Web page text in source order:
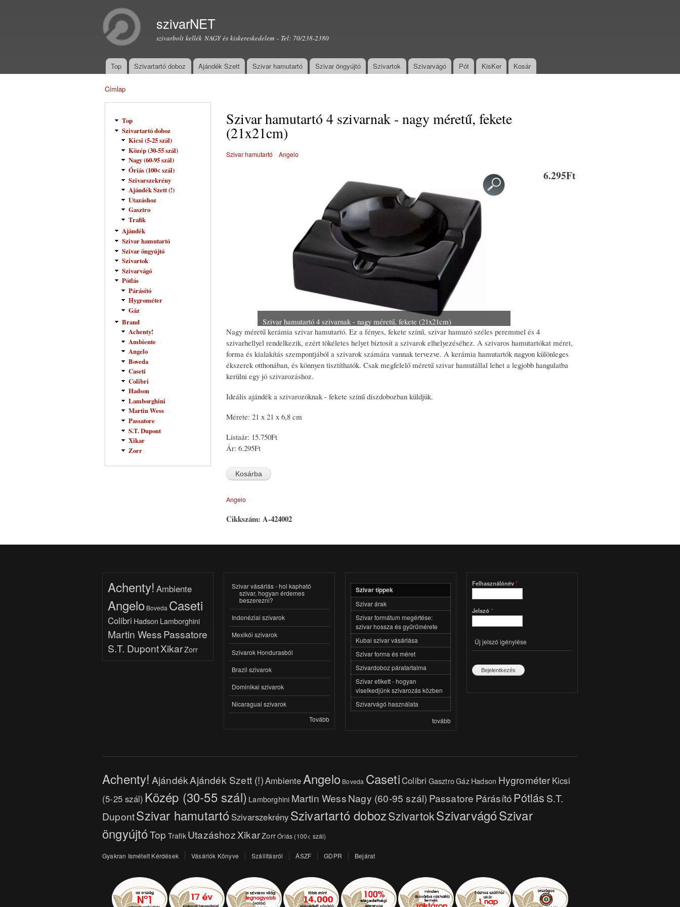
szivarNET
szivarbolt kellék NAGY és kiskereskedelem - Tel: 70/238-2380
Főmenü
Top Szivartartó doboz Ajándék Szett Szivar hamutartó Szivar öngyújtó Szivartok Szivarvágó Pót KisKer Kosár
Címlap
Top
Szivartartó doboz
Kicsi (5-25 szál)
Közép (30-55 szál)
Nagy (60-95 szál)
Óriás (100< szál)
Szivarszekrény
Ajándék Szett (!)
Utazáshoz
Gasztro
Trafik
Ajándék
Szivar hamutartó
Szivar öngyújtó
Szivartok
Szivarvágó
Pótlás
Párásító
Hygrométer
Gáz
Brand
Achenty!
Ambiente
Angelo
Boveda
Caseti
Colibri
Hadson
Lamborghini
Martin Wess
Passatore
S.T. Dupont
Xikar
Zorr
Szivar hamutartó 4 szivarnak - nagy méretű, fekete
(21x21cm)
Szivar hamutartó Angelo
6.295Ft
Szivar hamutartó 4 szivarnak - nagy méretű, fekete (21x21cm)
Nagy méretű kerámia szivar hamutartó. Ez a fényes, fekete színű, szivar hamuzó széles peremmel és 4
szivarhellyel rendelkezik, ezért tökéletes helyet biztosít a szivarok elhelyezéséhez. A szivaros hamutartókat méret,
forma és kialakítás szempontjából a szivarok számára vannak tervezve. A kerámia hamutartók nagyon különleges
ékszerek otthonában, és könnyen tisztíthatók. Csak megfelelő méretű szivar hamutállal lehet a legjobb hangulatba
kerülni egy jó szivarozáshoz.
Ideális ajándék a szivarozóknak - fekete színű díszdobozban küldjük.
Mérete: 21 x 21 x 6,8 cm
Listaár: 15.750Ft
Ár: 6.295Ft
Angelo
Cikkszám: A-424002
Achenty! Ambiente
Angelo Boveda Caseti
Colibri Hadson Lamborghini
Martin WessPassatore
S.T. DupontXikarZorr
Szivar vásárlás - hol kapható
szivar, hogyan érdemes
beszerezni?
Indonéziai szivarok
Mexikói szivarok
Szivarok Hondurasból
Brazil szivarok
Dominikai szivarok
Nicaraguai szivarok
Tovább
Szivar tippek
Szivar árak
Szivar formátum megértése:
szivar hossza és gyűrűmérete
Kubai szivar vásárlása
Szivar forma és méret
Szivardoboz páratartalma
Szivar etikett - hogyan
viselkedjünk szivarozás közben
Szivarvágó használata
tovább
Felhasználónév*
Jelszó*
Új jelszó igénylése
Achenty! AjándékAjándék Szett (!)Ambiente Angelo Boveda CasetiColibri GasztroGázHadson HygrométerKicsi
(5-25 szál) Közép (30-55 szál) Lamborghini Martin WessNagy (60-95 szál) Passatore Párásító Pótlás S.T.
DupontSzivar hamutartó Szivarszekrény Szivartartó dobozSzivartokSzivarvágóSzivar
öngyújtóTop TrafikUtazáshozXikarZorrÓriás (100< szál)
Gyakran Ismételt Kérdések Vásárlók Könyve Szállításról ÁSZF GDPR Bejárat